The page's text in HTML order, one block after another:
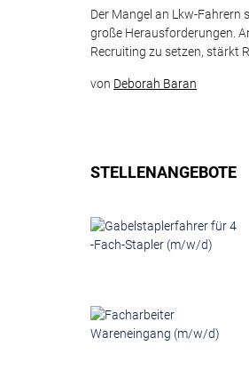
Der Mangel an Lkw-Fahrern
große Herausforderungen.
Recruiting zu setzen, stärkt
von Deborah Baran
STELLENANGEBOTE